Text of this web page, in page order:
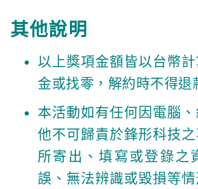
其他說明
以上獎項金額皆以台幣
金或找零，解約時不得退
本活動如有任何因電腦
他不可歸責於鋒形科技
所寄出、填寫或登錄之
誤、無法辨識或毀損等